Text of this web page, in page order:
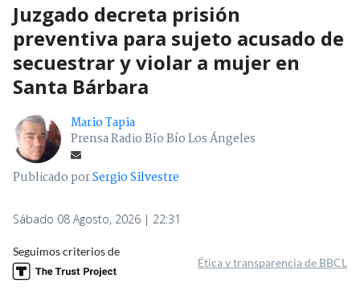
Juzgado decreta prisión
preventiva para sujeto acusado de
secuestrar y violar a mujer en
Santa Bárbara
Mario Tapia
Prensa Radio Bío Bío Los Ángeles
Publicado porSergio Silvestre
Sábado 08 Agosto, 2026 | 22:31
Seguimos criterios de
Ética y transparencia de BBCL